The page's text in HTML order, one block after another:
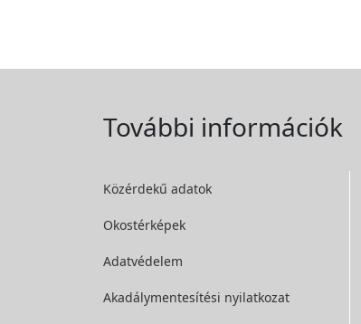
További információk
Közérdekű adatok
Okostérképek
Adatvédelem
Akadálymentesítési nyilatkozat